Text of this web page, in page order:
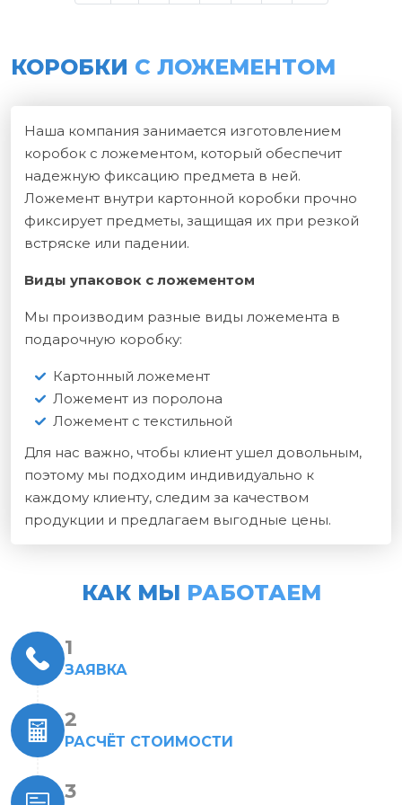
КОРОБКИ С ЛОЖЕМЕНТОМ
Наша компания занимается изготовлением
коробок с ложементом, который обеспечит
надежную фиксацию предмета в ней.
Ложемент внутри картонной коробки прочно
фиксирует предметы, защищая их при резкой
встряске или падении.
Виды упаковок с ложементом
Мы производим разные виды ложемента в
подарочную коробку:
Картонный ложемент
Ложемент из поролона
Ложемент с текстильной
Для нас важно, чтобы клиент ушел довольным,
поэтому мы подходим индивидуально к
каждому клиенту, следим за качеством
продукции и предлагаем выгодные цены.
КАК МЫ РАБОТАЕМ
ЗАЯВКА
РАСЧЁТ СТОИМОСТИ